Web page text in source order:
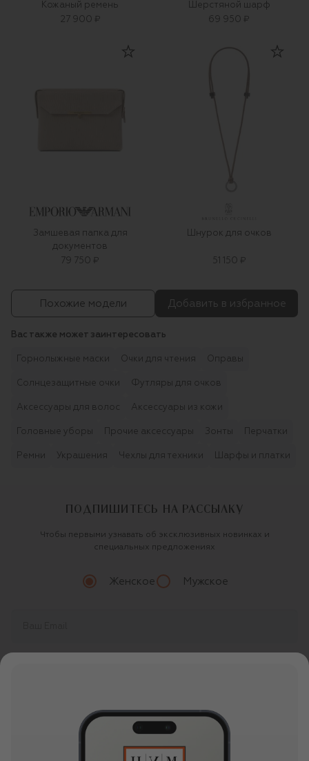
Кожаный ремень
27 900 ₽
Шерстяной шарф
69 950 ₽
Замшевая папка для
документов
79 750 ₽
Шнурок для очков
51 150 ₽
Похожие модели Добавить в избранное
Вас также может заинтересовать
Горнолыжные маски Очки для чтения Оправы
Солнцезащитные очки Футляры для очков
Аксессуары для волос Аксессуары из кожи
Головные уборы Прочие аксессуары Зонты Перчатки
Ремни Украшения Чехлы для техники Шарфы и платки
ПОДПИШИТЕСЬ НА РАССЫЛКУ
Чтобы первыми узнавать об эксклюзивных новинках и
специальных предложениях
Женское Мужское
О ЦУМ
О магазине
ОНЛАЙН ПОКУПКИ